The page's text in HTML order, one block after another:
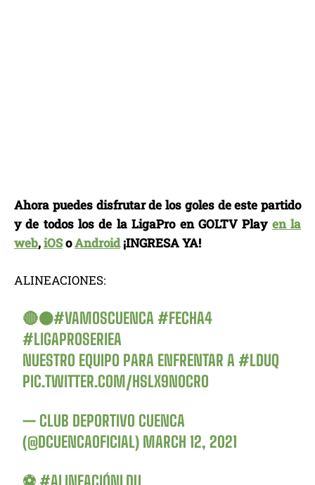
Ahora puedes disfrutar de los goles de este partido
y de todos los de la LigaPro en GOLTV Play en la
web,iOSoAndroid¡INGRESA YA!
ALINEACIONES:
🔴⚫️#VAMOSCUENCA #FECHA4
#LIGAPROSERIEA
NUESTRO EQUIPO PARA ENFRENTAR A#LDUQ
PIC.TWITTER.COM/HSLX9NOCRO
— CLUB DEPORTIVO CUENCA
(@DCUENCAOFICIAL) MARCH 12, 2021
⚽#ALINEACIÓNLDU